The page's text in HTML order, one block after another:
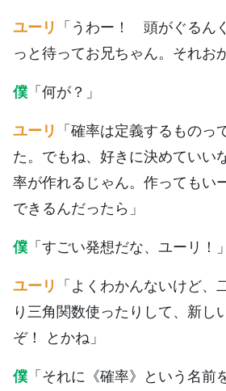
ユーリ 「うわー！ 頭がぐるん
っと待ってお兄ちゃん。それお
僕 「何が？」
ユーリ 「確率は定義するものっ
た。でもね、好きに決めていい
率が作れるじゃん。作っても
できるんだったら」
僕 「すごい発想だな、ユーリ！」
ユーリ 「よくわかんないけど、
り三角関数使ったりして、新し
ぞ！ とかね」
僕 「それに《確率》という名前